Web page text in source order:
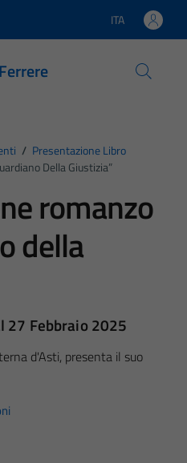
Lingua attiva:
ITA
/ Presentazione Libro
Della Giustizia”
romanzo
della
27 Febbraio 2025
d'Asti, presenta il suo